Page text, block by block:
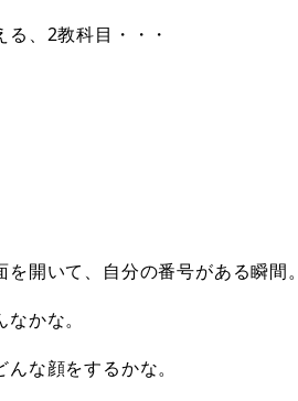
、2教科目・・・
開いて、自分の番号がある瞬間。
かな。
な顔をするかな。